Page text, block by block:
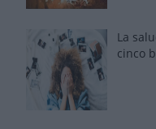
La
cinco